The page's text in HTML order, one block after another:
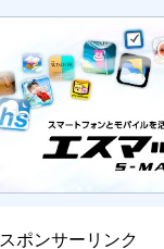
スポンサーリンク